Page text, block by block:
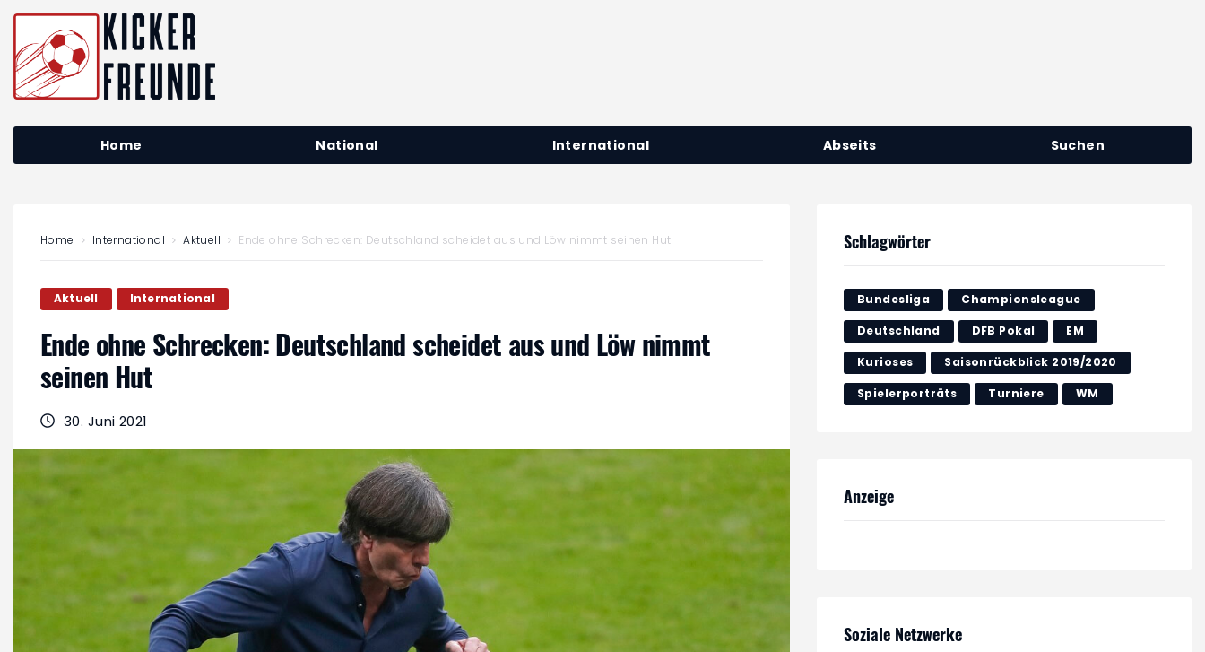
Home National International Abseits Suchen
Home International Aktuell Ende ohne Schrecken: Deutschland scheidet aus und Löw nimmt seinen Hut
Aktuell International
Ende ohne Schrecken: Deutschland scheidet aus und Löw nimmt
seinen Hut
30. Juni 2021
Schlagwörter
Bundesliga Championsleague
Deutschland DFB Pokal EM
Kurioses Saisonrückblick 2019/2020
Spielerporträts Turniere WM
Anzeige
Soziale Netzwerke